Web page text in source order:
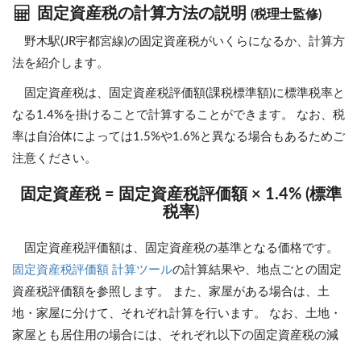
固定資産税の計算方法の説明 (税理士監修)
野木駅(JR宇都宮線)の固定資産税がいくらになるか、計算方
法を紹介します。
固定資産税は、固定資産税評価額(課税標準額)に標準税率と
なる1.4%を掛けることで計算することができます。 なお、税
率は自治体によっては1.5%や1.6%と異なる場合もあるためご
注意ください。
固定資産税 = 固定資産税評価額 × 1.4% (標準
税率)
固定資産税評価額は、固定資産税の基準となる価格です。
固定資産税評価額 計算ツールの計算結果や、地点ごとの固定
資産税評価額を参照します。 また、家屋がある場合は、土
地・家屋に分けて、それぞれ計算を行います。 なお、土地・
家屋とも居住用の場合には、それぞれ以下の固定資産税の減